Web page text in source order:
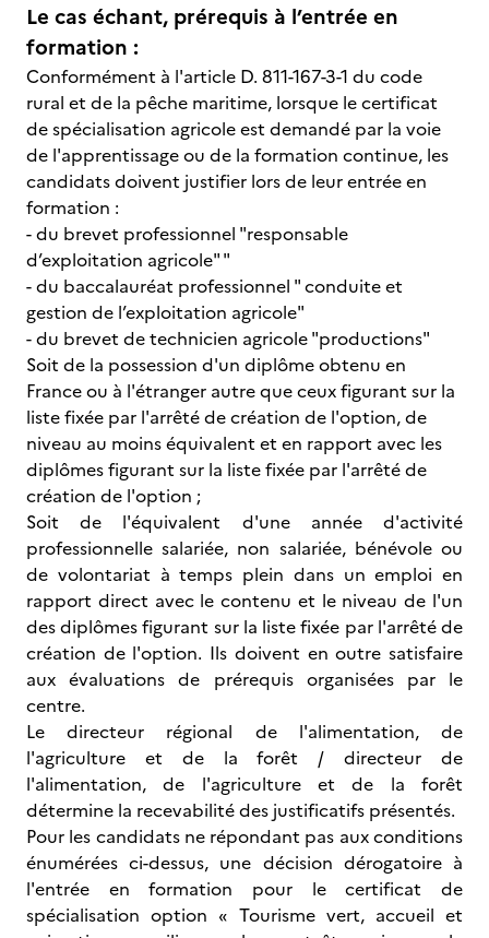
Le cas échant, prérequis à l’entrée en
formation :
Conformément à l'article D. 811-167-3-1 du code
rural et de la pêche maritime, lorsque le certificat
de spécialisation agricole est demandé par la voie
de l'apprentissage ou de la formation continue, les
candidats doivent justifier lors de leur entrée en
formation :
- du brevet professionnel "responsable
d’exploitation agricole" "
- du baccalauréat professionnel " conduite et
gestion de l’exploitation agricole"
- du brevet de technicien agricole "productions"
Soit de la possession d'un diplôme obtenu en
France ou à l'étranger autre que ceux figurant sur la
liste fixée par l'arrêté de création de l'option, de
niveau au moins équivalent et en rapport avec les
diplômes figurant sur la liste fixée par l'arrêté de
création de l'option ;
Soit de l'équivalent d'une année d'activité
professionnelle salariée, non salariée, bénévole ou
de volontariat à temps plein dans un emploi en
rapport direct avec le contenu et le niveau de l'un
des diplômes figurant sur la liste fixée par l'arrêté de
création de l'option. Ils doivent en outre satisfaire
aux évaluations de prérequis organisées par le
centre.
Le directeur régional de l'alimentation, de
l'agriculture et de la forêt / directeur de
l'alimentation, de l'agriculture et de la forêt
détermine la recevabilité des justificatifs présentés.
Pour les candidats ne répondant pas aux conditions
énumérées ci-dessus, une décision dérogatoire à
l'entrée en formation pour le certificat de
spécialisation option « Tourisme vert, accueil et